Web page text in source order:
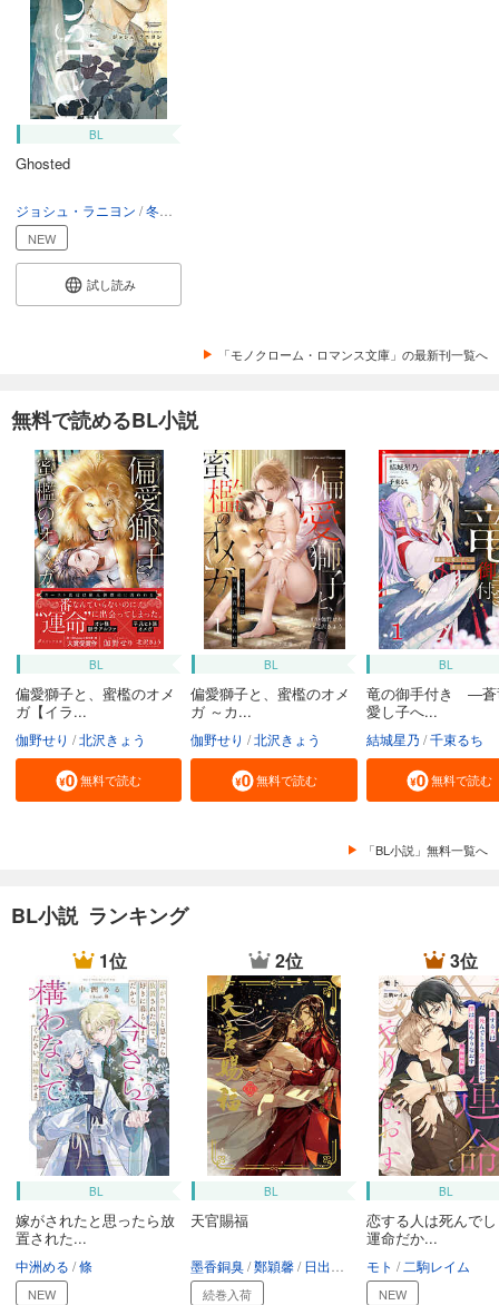
BL
Ghosted
ジョシュ・ラニヨン 冬斗亜紀
NEW
試し読み
「モノクローム・ロマンス文庫」の最新刊一覧へ
無料で読めるBL小説
BL
偏愛獅子と、蜜檻のオメ
ガ【イラ...
伽野せり 北沢きょう
無料で読む
BL
偏愛獅子と、蜜檻のオメ
ガ ～カ...
伽野せり 北沢きょう
無料で読む
BL
竜の御手付き ―蒼
愛し子へ...
結城星乃 千束るち
無料で読む
「BL小説」無料一覧へ
BL小説 ランキング
1位
BL
嫁がされたと思ったら放
置された...
中洲める 條
NEW
2位
BL
天官賜福
墨香銅臭 鄭穎馨 日出的小太陽
続巻入荷
3位
BL
恋する人は死んで
運命だか...
モト 二駒レイム
NEW